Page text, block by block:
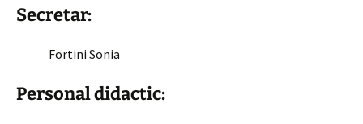
Secretar:
Fortini Sonia
Personal didactic: